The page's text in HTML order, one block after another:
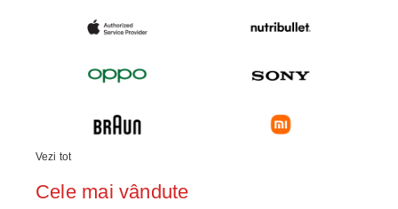
Vezi tot
Cele mai vândute